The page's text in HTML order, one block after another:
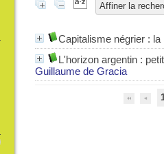
Affiner la
Capitalisme négrier :
L'horizon argentin :
Guillaume de Gracia